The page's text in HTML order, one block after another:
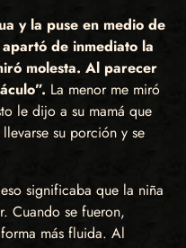
y la puse en medio de
de inmediato la
molesta. Al parecer
La menor me miró
le dijo a su mamá que
su porción y se
significaba que la niña
Cuando se fueron,
más fluida. Al